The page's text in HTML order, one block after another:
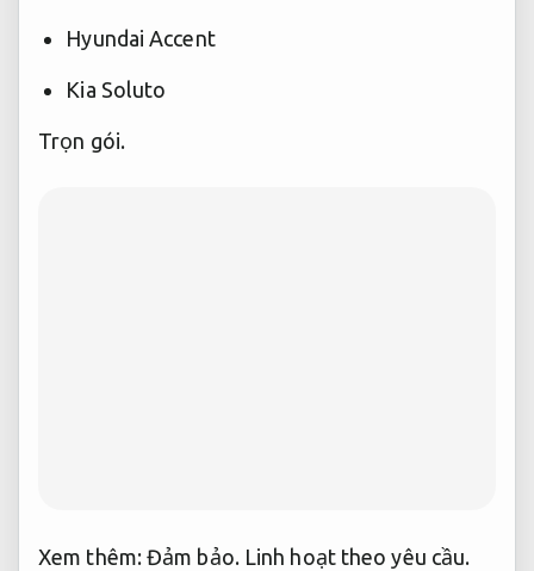
Hyundai Accent
Kia Soluto
Trọn gói.
Xem thêm: Đảm bảo. Linh hoạt theo yêu cầu.